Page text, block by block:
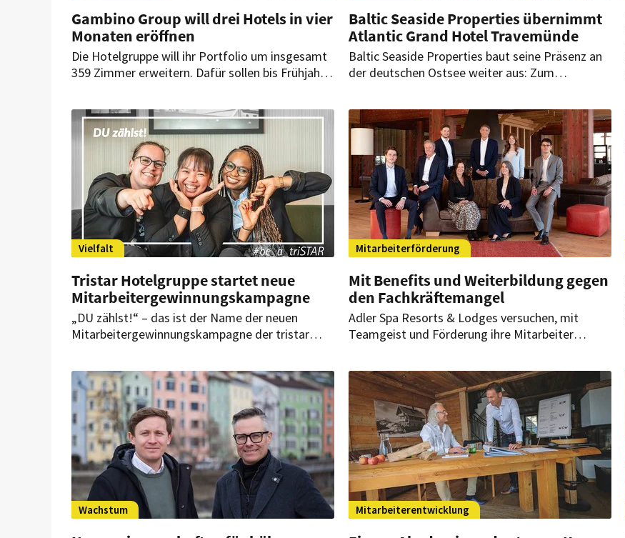
Gambino Group will drei Hotels in vier
Monaten eröffnen
Die Hotelgruppe will ihr Portfolio um insgesamt
359 Zimmer erweitern. Dafür sollen bis Frühjahr
und Bamberg eröffnen. Beide Marken des
Unternehmens kommen dabei zum Einsatz.
Baltic Seaside Properties übernimmt
Atlantic Grand Hotel Travemünde
Baltic Seaside Properties baut seine Präsenz an
der deutschen Ostsee weiter aus: Zum
Grand Hotel Travemünde übernommen.
Vielfalt
Tristar Hotelgruppe startet neue
Mitarbeitergewinnungskampagne
„DU zählst!“ – das ist der Name der neuen
Mitarbeitergewinnungskampagne der tristar
Hotelbetriebsgesellschaft zum Ziel gesetzt, das
Thema Vielfalt und Inklusion in den Mittelpunkt
zu stellen.
Mitarbeiterförderung
Mit Benefits und Weiterbildung gegen
den Fachkräftemangel
Adler Spa Resorts & Lodges versuchen, mit
Teamgeist und Förderung ihre Mitarbeiter
Durch die eigene Academy wird insbesondere der
Bereich Fortbildungen stark gefördert.
Wachstum Mitarbeiterentwicklung